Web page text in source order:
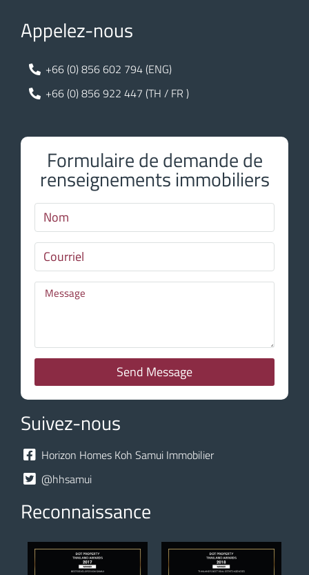
Appelez-nous
+66 (0) 856 602 794 (ENG)
+66 (0) 856 922 447 (TH / FR )
Formulaire de demande de
renseignements immobiliers
Send Message
Suivez-nous
Horizon Homes Koh Samui Immobilier
@hhsamui
Reconnaissance